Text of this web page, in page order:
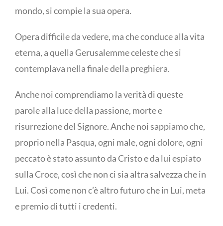
mondo, si compie la sua opera.
Opera difficile da vedere, ma che conduce alla vita
eterna, a quella Gerusalemme celeste che si
contemplava nella finale della preghiera.
Anche noi comprendiamo la verità di queste
parole alla luce della passione, morte e
risurrezione del Signore. Anche noi sappiamo che,
proprio nella Pasqua, ogni male, ogni dolore, ogni
peccato è stato assunto da Cristo e da lui espiato
sulla Croce, così che non ci sia altra salvezza che in
Lui. Così come non c’è altro futuro che in Lui, meta
e premio di tutti i credenti.